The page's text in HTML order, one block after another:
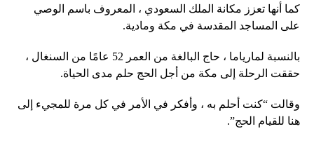
كما أنها تعزز مكانة الملك السعودي ، المعروف باسم الوصي
على المساجد المقدسة في مكة ومادية.
بالنسبة لمارياما ، حاج البالغة من العمر 52 عامًا من السنغال ،
حققت الرحلة إلى مكة من أجل الحج حلم مدى الحياة.
وقالت “كنت أحلم به ، وأفكر في الأمر في كل مرة للمجيء إلى
هنا للقيام الحج”.